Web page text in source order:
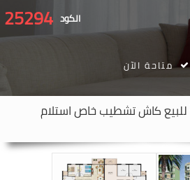
الكود 25294
للبيع كاش تشطيب خاص استلام
متاحة الآن